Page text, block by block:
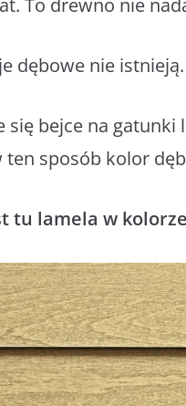
dębowe nie istnieją.
się bejce na
sposób kolor
tu lamela w